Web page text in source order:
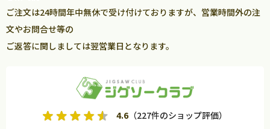
ご注文は24時間年中無休で受け付けておりますが、営業時間外の注
文やお問合せ等の
ご返答に関しましては翌営業日となります。
4.6 （227件のショップ評価）